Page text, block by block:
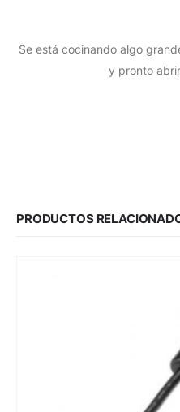
Se está cocinando algo
y pronto
PRODUCTOS